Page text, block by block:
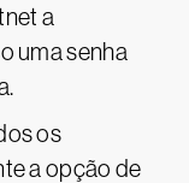
a
uma senha
os
a opção de